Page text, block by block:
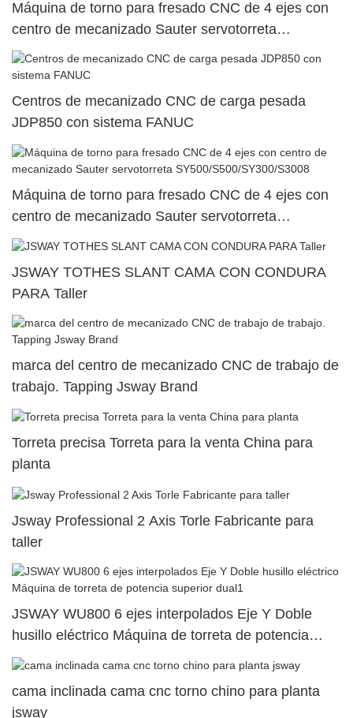
Máquina de torno para fresado CNC de 4 ejes con
centro de mecanizado Sauter servotorreta
SY500/S500/SY300/S30024
Centros de mecanizado CNC de carga pesada
JDP850 con sistema FANUC
Máquina de torno para fresado CNC de 4 ejes con
centro de mecanizado Sauter servotorreta
SY500/S500/SY300/S3008
JSWAY TOTHES SLANT CAMA CON CONDURA
PARA Taller
marca del centro de mecanizado CNC de trabajo de
trabajo. Tapping Jsway Brand
Torreta precisa Torreta para la venta China para
planta
Jsway Professional 2 Axis Torle Fabricante para
taller
JSWAY WU800 6 ejes interpolados Eje Y Doble
husillo eléctrico Máquina de torreta de potencia
superior dual1
cama inclinada cama cnc torno chino para planta
jsway